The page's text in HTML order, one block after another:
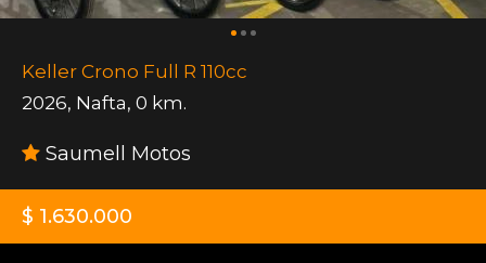
Keller Crono Full R 110cc
2026, Nafta, 0 km.
Saumell Motos
$ 1.630.000